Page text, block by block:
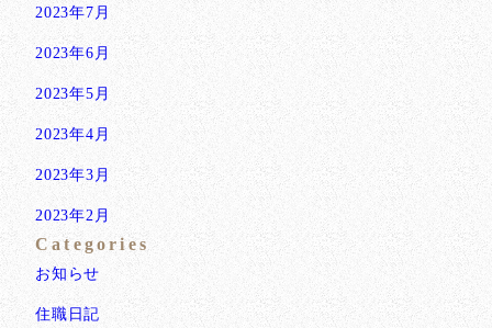
2023年7月
2023年6月
2023年5月
2023年4月
2023年3月
2023年2月
Categories
お知らせ
住職日記